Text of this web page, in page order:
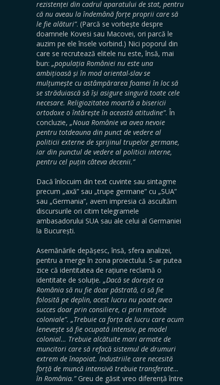
rezistenței din cadrul aparatului de stat, pentru
că nu aveau la îndemână forțe proprii care să
le fie alături”. (Parcă se vorbește despre
doamnele Kovesi sau Macovei, ori parcă le
auzim pe ele însele vorbind.) Nici poporul din
care se recrutează elitele nu este, însă, mai
bun: „populația României nu este una
ambițioasă și în mod oriental-slav se
mulțumește cu astâmpărarea foamei în loc să
se străduiască să își asigure singură toate cele
necesare. Religiozitatea moartă a bisericii
ortodoxe o întărește în această atitudine”. În
concluzie, „Noua Românie va avea nevoie
pentru totdeauna din punct de vedere al
politicii externe de sprijinul trupelor germane,
iar din punctul de vedere al politicii interne,
pentru cel puțin câteva decenii.”
Dacă înlocuim din text cuvinte sau sintagme
precum „axă” sau „trupe germane” cu „SUA”
sau „Germania”, avem impresia că ascultăm
discursurile ori citim telegramele
ambasadorului SUA sau ale celui al Germaniei
la București.
Asemănările depășesc, însă, sfera analizei,
pentru a merge în zona proiectului. S-ar putea
zice că identitatea de rațiune reclamă o
identitate de soluție. „Dacă se dorește ca
România să nu fie doar păstrată, ci să fie
folosită pe deplin, acest lucru nu poate avea
succes doar prin consiliere, ci prin metode
coloniale”. „Trebuie ca forța de lucru care acum
lenevește să fie ocupată intensiv, pe model
colonial… Trebuie alcătuite mari armate de
muncitori care să refacă sistemul de drumuri
extrem de înapoiat. Industriile care necesită
forță de muncă intensivă trebuie transferate…
în România.”Greu de găsit vreo diferență între